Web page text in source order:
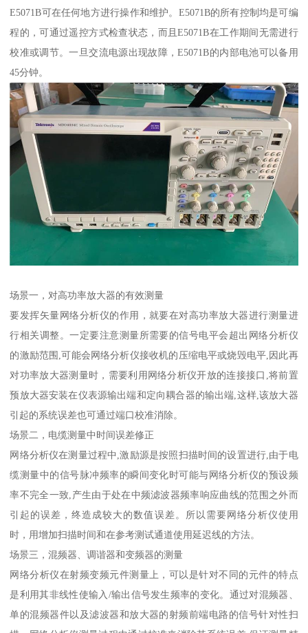
E5071B可在任何地方进行操作和维护。E5071B的所有控制均是可编
程的，可通过遥控方式检查状态，而且E5071B在工作期间无需进行
校准或调节。一旦交流电源出现故障，E5071B的内部电池可以备用
45分钟。
场景一，对高功率放大器的有效测量
要发挥矢量网络分析仪的作用，就要在对高功率放大器进行测量进
行相关调整。一定要注意测量所需要的信号电平会超出网络分析仪
的激励范围,可能会网络分析仪接收机的压缩电平或烧毁电平,因此再
对功率放大器测量时，需要利用网络分析仪开放的连接接口,将前置
预放大器安装在仪表源输出端和定向耦合器的输出端,这样,该放大器
引起的系统误差也可通过端口校准消除。
场景二，电缆测量中时间误差修正
网络分析仪在测量过程中,激励源是按照扫描时间的设置进行,由于电
缆测量中的信号脉冲频率的瞬间变化时可能与网络分析仪的预设频
率不完全一致,产生由于处在中频滤波器频率响应曲线的范围之外而
引起的误差，终造成较大的数值误差。所以需要网络分析仪使用
时，用增加扫描时间和在参考测试通道使用延迟线的方法。
场景三，混频器、调谐器和变频器的测量
网络分析仪在射频变频元件测量上，可以是针对不同的元件的特点
是利用其非线性使输入/输出信号发生频率的变化。通过对混频器、
单的混频器件以及滤波器和放大器的射频前端电路的信号针对性扫